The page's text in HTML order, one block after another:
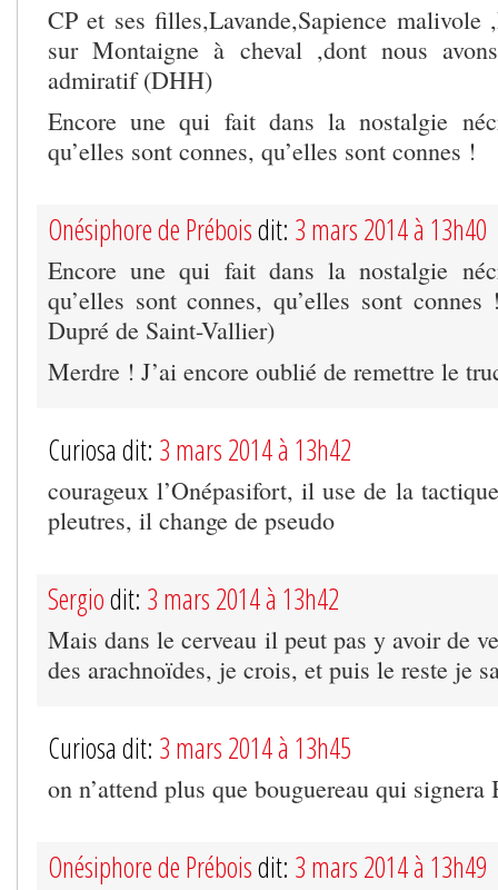
CP et ses filles,Lavande,Sapience
sur Montaigne à cheval ,dont nous
admiratif (DHH)
Encore une qui fait dans la nostalgie
qu’elles sont connes, qu’elles sont connes !
Onésiphore de Préboisdit: 3 mars 2014 à 13h40
Encore une qui fait dans la nostalgie
qu’elles sont connes, qu’elles sont
Dupré de Saint-Vallier)
Merdre ! J’ai encore oublié de remettre le
Curiosa dit: 3 mars 2014 à 13h42
courageux l’Onépasifort, il use de la
pleutres, il change de pseudo
Sergiodit: 3 mars 2014 à 13h42
Mais dans le cerveau il peut pas y avoir de
des arachnoïdes, je crois, et puis le reste je
Curiosa dit: 3 mars 2014 à 13h45
on n’attend plus que bouguereau qui
Onésiphore de Préboisdit: 3 mars 2014 à 13h49